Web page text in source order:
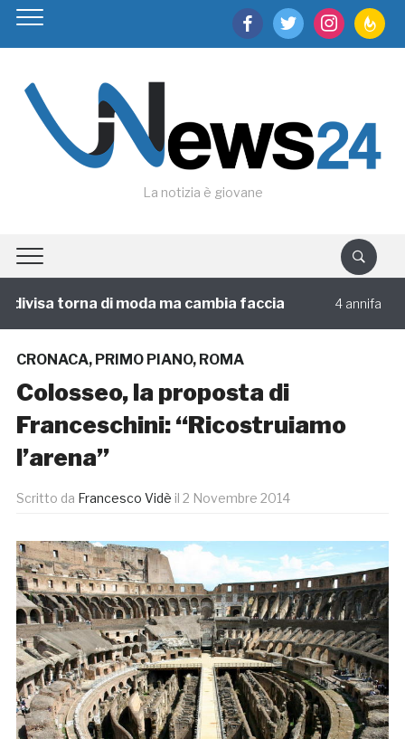
facebooktwitter instagram
La notizia è giovane
torna di moda ma cambia faccia 4 annifa
CRONACA, PRIMO PIANO, ROMA
Colosseo, la proposta di
Franceschini: “Ricostruiamo
l’arena”
Scritto da Francesco Vidè il 2 Novembre 2014